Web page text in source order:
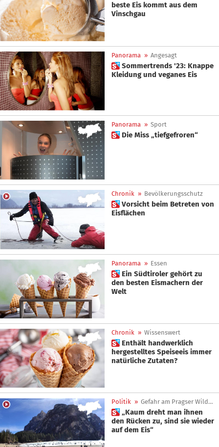
beste Eis kommt aus dem
Vinschgau
Panorama » Angesagt
 Sommertrends '23: Knappe
Kleidung und veganes Eis
Panorama » Sport
 Die Miss „tiefgefroren“
Chronik » Bevölkerungsschutz
 Vorsicht beim Betreten von
Eisflächen
Panorama » Essen
 Ein Südtiroler gehört zu
den besten Eismachern der
Welt
Chronik » Wissenswert
 Enthält handwerklich
hergestelltes Speiseeis immer
natürliche Zutaten?
Politik » Gefahr am Pragser Wildsee
 „Kaum dreht man ihnen
den Rücken zu, sind sie wieder
auf dem Eis“